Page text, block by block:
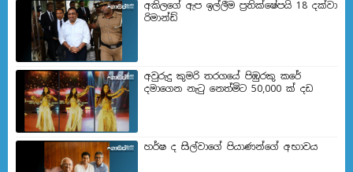
අකිලගේ ඇප ඉල්ලීම ප්‍රතික්ෂේපයි 18 දක්වා
රිමාන්ඩ්
අවුරුදු කුමරි තරගයේ පිඹුරකු කරේ
දමාගෙන නැටු නෙත්මිට 50,000 ක් දඩ
හර්ෂ ද සිල්වාගේ පියාණන්ගේ අභාවය